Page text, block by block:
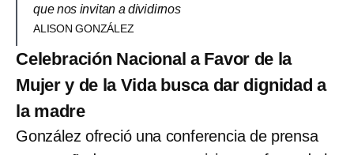
que nos invitan a dividirnos
ALISON GONZÁLEZ
Celebración Nacional a Favor de la
Mujer y de la Vida busca dar dignidad a
la madre
González ofreció una conferencia de prensa